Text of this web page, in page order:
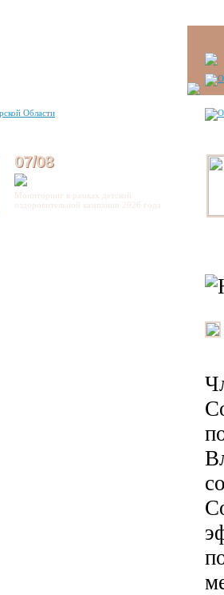
07/08
Мониторинг в рамках детской
оздоровительной кампании 2026 года